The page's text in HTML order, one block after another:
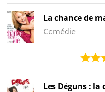
La chance de
Comédie
Les Déguns :